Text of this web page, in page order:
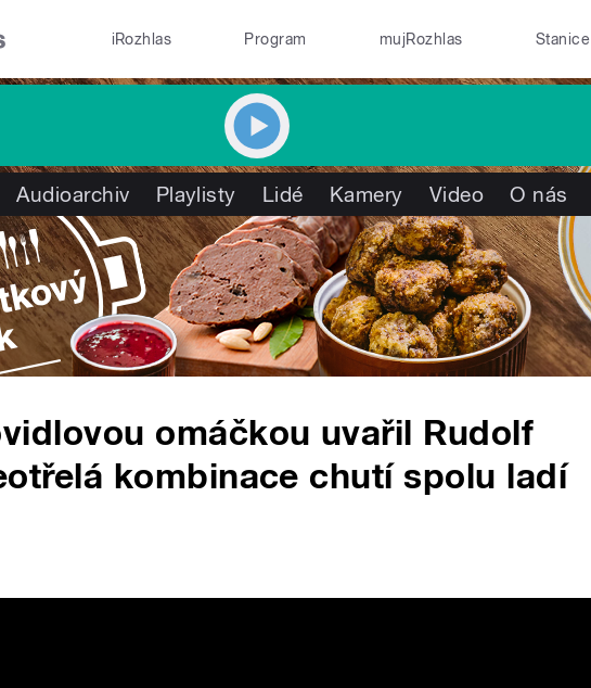
iRozhlas Program mujRozhlas Stanice
Audioarchiv Playlisty Lidé Kamery Video O nás
omáčkou uvařil Rudolf
kombinace chutí spolu ladí